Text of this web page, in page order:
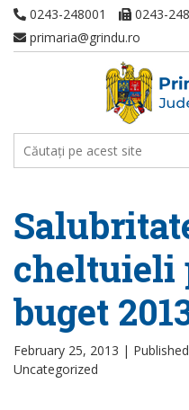
0243-248001
0243-
primaria@grindu.ro
cheltuieli
buget
February 25, 2013 |
Uncategorized